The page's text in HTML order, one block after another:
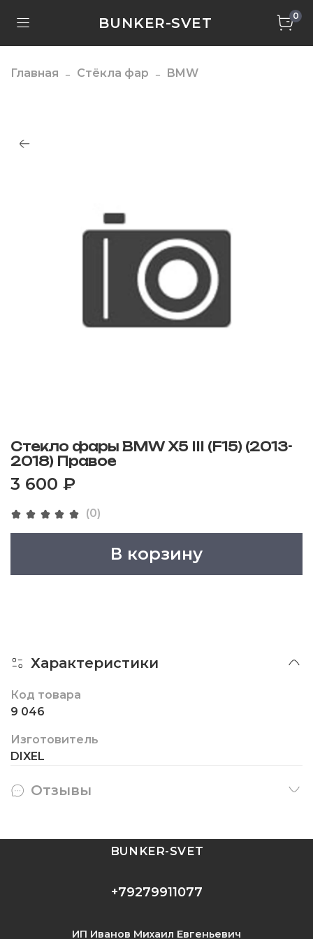
BUNKER-SVET 0
Главная Стёкла фар BMW
(0)
Стекло фары BMW X5 III (F15) (2013-
2018) Правое
3 600 ₽
В корзину
Характеристики
Код товара
9 046
Изготовитель
DIXEL
Отзывы
+79279911077
BUNKER-SVET
ИП Иванов Михаил Евгеньевич